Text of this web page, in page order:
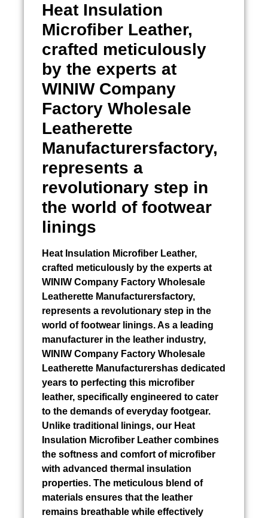
Heat Insulation
Microfiber Leather,
crafted meticulously
by the experts at
WINIW Company
Factory Wholesale
Leatherette
Manufacturersfactory,
represents a
revolutionary step in
the world of footwear
linings
Heat Insulation Microfiber Leather,
crafted meticulously by the experts at
WINIW Company Factory Wholesale
Leatherette Manufacturersfactory,
represents a revolutionary step in the
world of footwear linings. As a leading
manufacturer in the leather industry,
WINIW Company Factory Wholesale
Leatherette Manufacturershas dedicated
years to perfecting this microfiber
leather, specifically engineered to cater
to the demands of everyday footgear.
Unlike traditional linings, our Heat
Insulation Microfiber Leather combines
the softness and comfort of microfiber
with advanced thermal insulation
properties. The meticulous blend of
materials ensures that the leather
remains breathable while effectively